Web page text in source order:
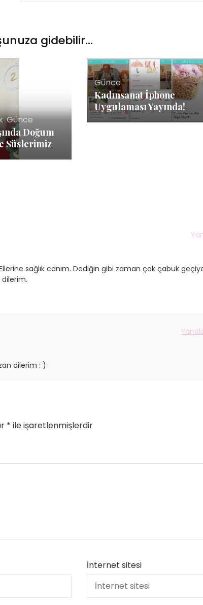
gidebilir...
,Günce
Doğum
Süslerimiz
Günce
Kadınsanat İphone
Uygulaması Yayında!
sağlık canım. Dediğin gibi zaman çok çabuk
dilerim : )
* ile işaretlenmişlerdir
İnternet sitesi